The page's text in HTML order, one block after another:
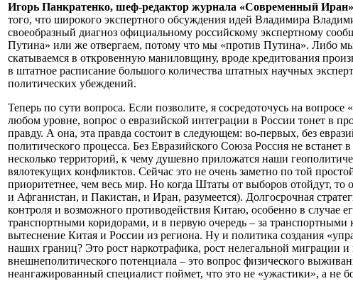
Игорь Панкратенко, шеф-редактор журнала «Современный
того, что широкого экспертного обсуждения идей Владимира
своеобразный диагноз официальному российскому экспертному
Путина» или же отвергаем, потому что мы «против Путина». Либо
скатываемся в откровенную маниловщину, вроде кредитования
в штатное расписание большого количества штатных научных
политических убеждений.
Теперь по сути вопроса. Если позволите, я сосредоточусь на
любом уровне, вопрос о евразийской интеграции в России тонет в
правду. А она, эта правда состоит в следующем: во-первых, без
политического процесса. Без Евразийского Союза Россия не
несколько территорий, к чему душевно приложатся наши
вялотекущих конфликтов. Сейчас это не очень заметно по той
приоритетнее, чем весь мир. Но когда Штаты от выборов отойдут,
и Афганистан, и Пакистан, и Иран, разумеется). Долгосрочная
контроля и возможного противодействия Китаю, особенно в случае
транспортными коридорами, и в первую очередь – за транспортными
вытеснение Китая и России из региона. Ну и политика создания
наших границ? Это рост наркотрафика, рост нелегальной миграции
внешнеполитического потенциала – это вопрос физического
неангажированный специалист поймет, что это не «ужастики», а не